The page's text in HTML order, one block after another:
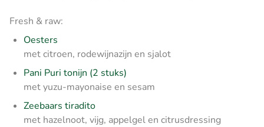
Fresh & raw:
Oesters
met citroen, rodewijnazijn en sjalot
Pani Puri tonijn (2 stuks)
met yuzu-mayonaise en sesam
Zeebaars tiradito
met hazelnoot, vijg, appelgel en citrusdressing